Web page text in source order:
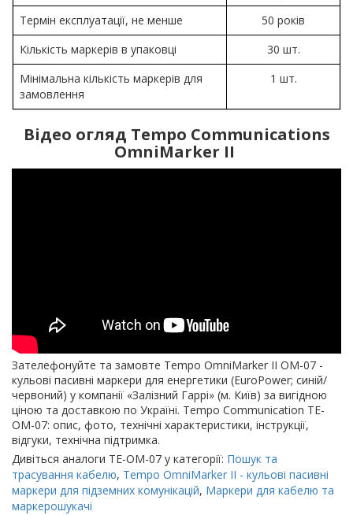
Термін експлуатації, не менше
50 років
Кількість маркерів в упаковці
30 шт.
Мінімальна кількість маркерів для
замовлення
1 шт.
Відео огляд Tempo Communications
OmniMarker II
Зателефонуйте та замовте Tempo OmniMarker II OM-07 -
кульові пасивні маркери для енергетики (EuroPower; синій/
червоний) у компанії «Залізний Гаррі» (м. Київ) за вигідною
ціною та доставкою по Україні. Tempo Communication TE-
OM-07: опис, фото, технічні характеристики, інструкції,
відгуки, технічна підтримка.
Дивіться аналоги TE-OM-07 у категорії: Пошук та
трасування кабелю, Tempo OmniMarker II - кульові пасивні
маркери для підземних комунікацій, Маркери для кабелю та
маркерошукачі